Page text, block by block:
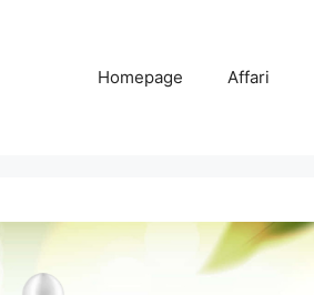
Homepage Affari